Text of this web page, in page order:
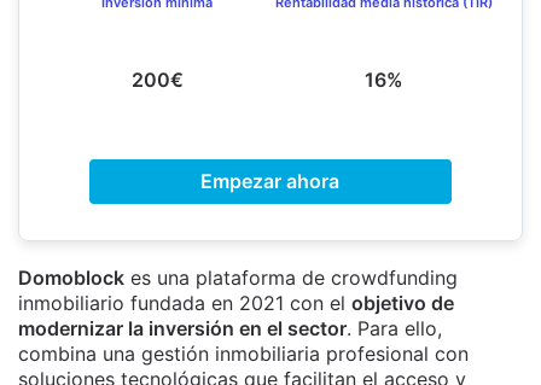
200€ 16%
Empezar ahora
Domoblock es una plataforma de crowdfunding
inmobiliario fundada en 2021 con el objetivo de
modernizar la inversión en el sector. Para ello,
combina una gestión inmobiliaria profesional con
soluciones tecnológicas que facilitan el acceso y